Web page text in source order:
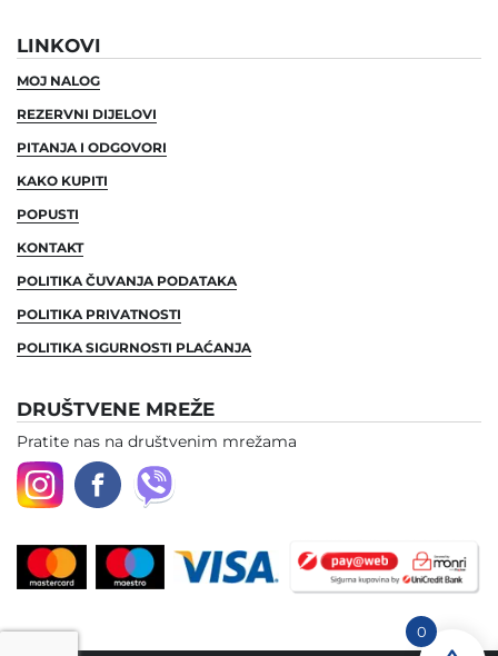
LINKOVI
MOJ NALOG
REZERVNI DIJELOVI
PITANJA I ODGOVORI
KAKO KUPITI
POPUSTI
KONTAKT
POLITIKA ČUVANJA PODATAKA
POLITIKA PRIVATNOSTI
POLITIKA SIGURNOSTI PLAĆANJA
DRUŠTVENE MREŽE
Pratite nas na društvenim mrežama
0